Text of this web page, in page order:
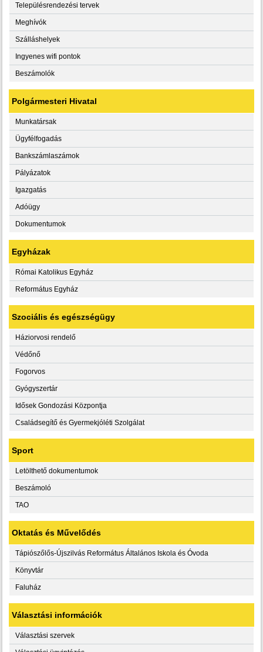
Településrendezési tervek
Meghívók
Szálláshelyek
Ingyenes wifi pontok
Beszámolók
Polgármesteri Hivatal
Munkatársak
Ügyfélfogadás
Bankszámlaszámok
Pályázatok
Igazgatás
Adóügy
Dokumentumok
Egyházak
Római Katolikus Egyház
Református Egyház
Szociális és egészségügy
Háziorvosi rendelő
Védőnő
Fogorvos
Gyógyszertár
Idősek Gondozási Központja
Családsegítő és Gyermekjóléti Szolgálat
Sport
Letölthető dokumentumok
Beszámoló
TAO
Oktatás és Művelődés
Tápiószőlős-Újszilvás Református Általános Iskola és Óvoda
Könyvtár
Faluház
Választási információk
Választási szervek